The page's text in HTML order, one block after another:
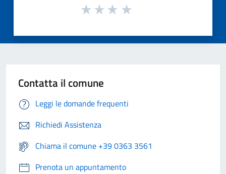
Contatta il comune
Leggi le domande frequenti
Richiedi Assistenza
Chiama il comune +39 0363 3561
Prenota un appuntamento